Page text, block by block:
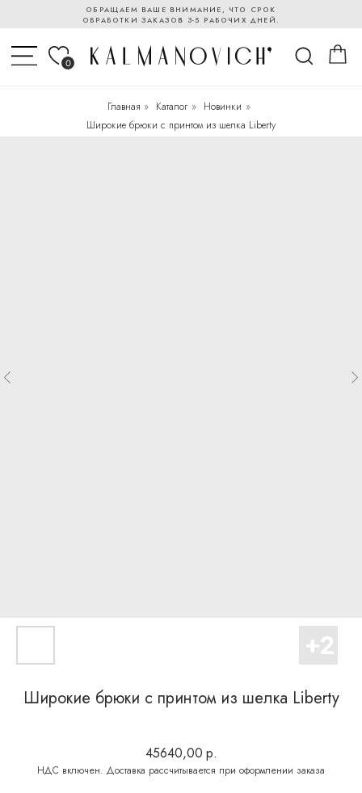
ОБРАЩАЕМ ВАШЕ ВНИМАНИЕ, ЧТО СРОК
ОБРАБОТКИ ЗАКАЗОВ 3-5 РАБОЧИХ ДНЕЙ.
0
Главная » Каталог » Новинки »
Широкие брюки с принтом из шелка Liberty
Широкие брюки с принтом из шелка Liberty
45640,00 р.